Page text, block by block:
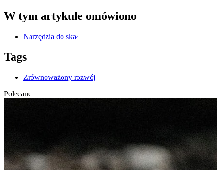
W tym artykule omówiono
Narzędzia do skał
Tags
Zrównoważony rozwój
Polecane